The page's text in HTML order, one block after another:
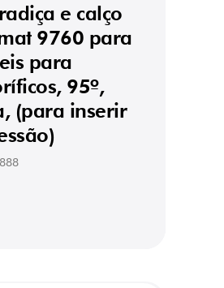
e calço
9760 para
para
95º,
(para inserir